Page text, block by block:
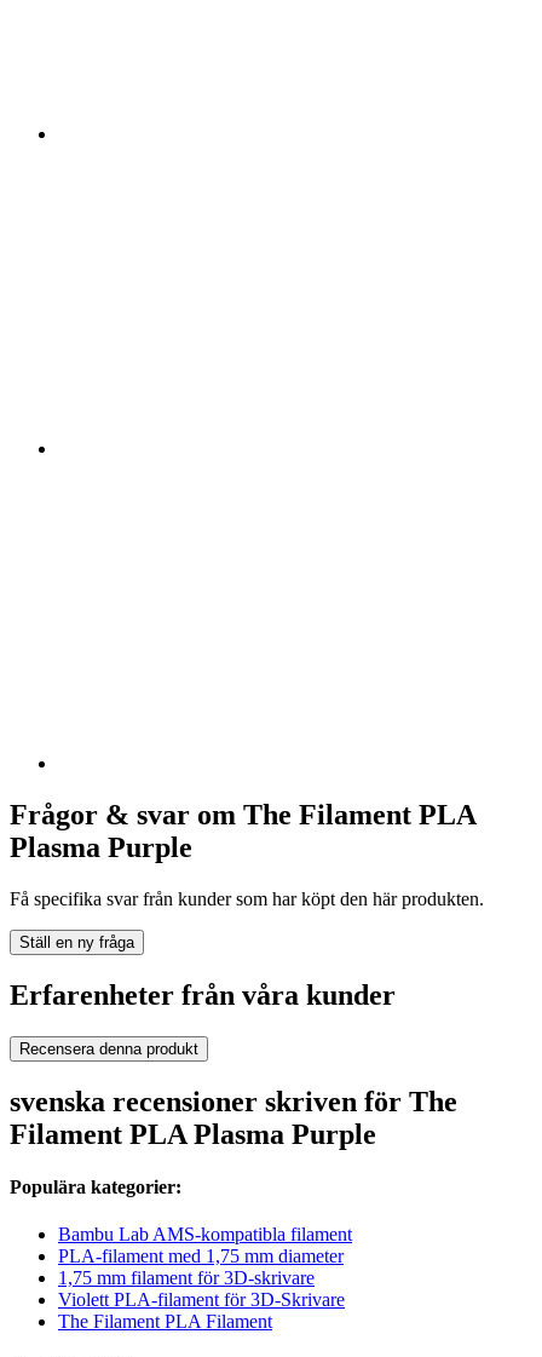
Frågor & svar om The Filament PLA
Plasma Purple
Få specifika svar från kunder som har köpt den här produkten.
Ställ en ny fråga
Erfarenheter från våra kunder
Recensera denna produkt
svenska recensioner skriven för The
Filament PLA Plasma Purple
Populära kategorier:
Bambu Lab AMS-kompatibla filament
PLA-filament med 1,75 mm diameter
1,75 mm filament för 3D-skrivare
Violett PLA-filament för 3D-Skrivare
The Filament PLA Filament